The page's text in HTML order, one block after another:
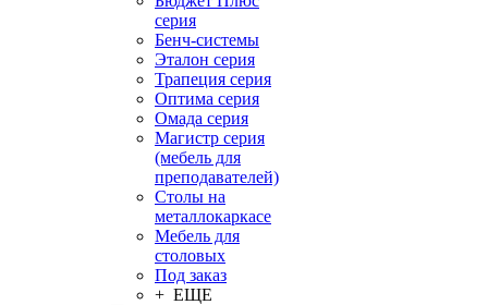
серия
Бенч-системы
Эталон серия
Трапеция серия
Оптима серия
Омада серия
Магистр серия
(мебель для
преподавателей)
Столы на
металлокаркасе
Мебель для
столовых
Под заказ
+ ЕЩЕ